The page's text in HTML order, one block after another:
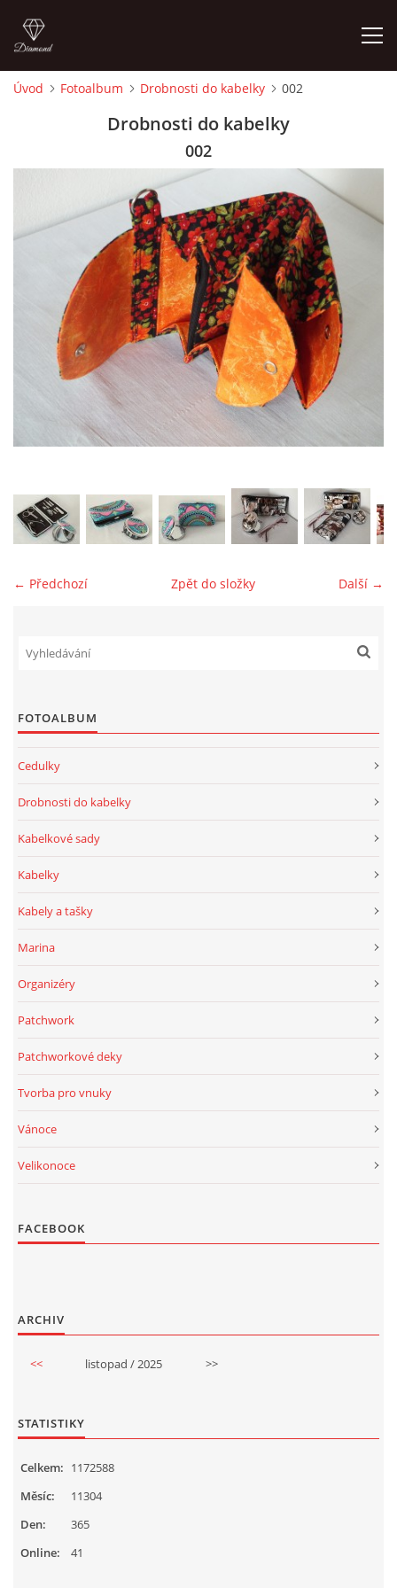
CEDULKY
MOJE POSLEDNÍ PRÁCE
jk-laguna@seznam.cz
Úvod Fotoalbum Drobnosti do kabelky 002
Drobnosti do kabelky
002
← Předchozí Další →
Zpět do složky
FOTOALBUM
Cedulky
Drobnosti do kabelky
Kabelkové sady
Kabelky
Kabely a tašky
Marina
Organizéry
Patchwork
Patchworkové deky
Tvorba pro vnuky
Vánoce
Velikonoce
FACEBOOK
ARCHIV
<< listopad / 2025 >>
STATISTIKY
Online: 41
Celkem: 1172588
Měsíc:
11304
Den:
365